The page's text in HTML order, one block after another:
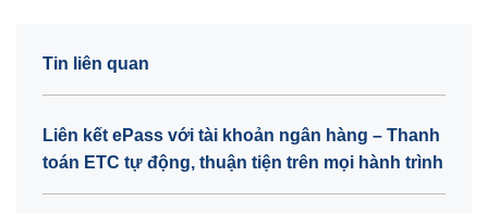
Tin liên quan
Liên kết ePass với tài khoản ngân hàng – Thanh
toán ETC tự động, thuận tiện trên mọi hành trình